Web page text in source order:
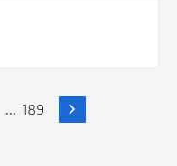
... 189